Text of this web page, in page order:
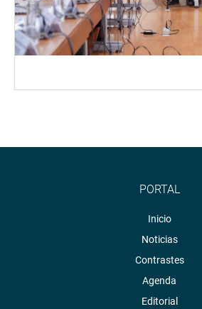
PORTAL
Inicio
Noticias
Contrastes
Agenda
Editorial